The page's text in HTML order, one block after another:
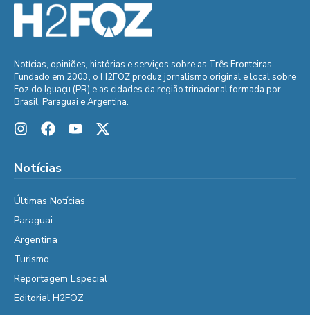
Notícias, opiniões, histórias e serviços sobre as Três Fronteiras.
Fundado em 2003, o H2FOZ produz jornalismo original e local sobre
Foz do Iguaçu (PR) e as cidades da região trinacional formada por
Brasil, Paraguai e Argentina.
Notícias
Últimas Notícias
Paraguai
Argentina
Turismo
Reportagem Especial
Editorial H2FOZ